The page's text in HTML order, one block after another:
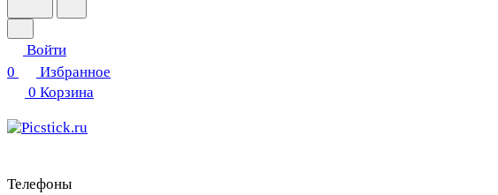
Войти
0
Избранное
0 Корзина
Телефоны